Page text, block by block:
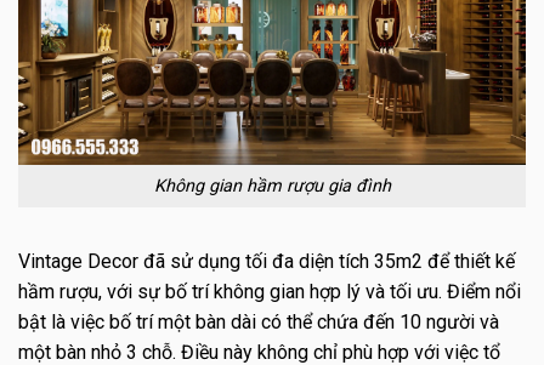
Không gian hầm rượu gia đình
Vintage Decor đã sử dụng tối đa diện tích 35m2 để thiết kế
hầm rượu, với sự bố trí không gian hợp lý và tối ưu. Điểm nổi
bật là việc bố trí một bàn dài có thể chứa đến 10 người và
một bàn nhỏ 3 chỗ. Điều này không chỉ phù hợp với việc tổ